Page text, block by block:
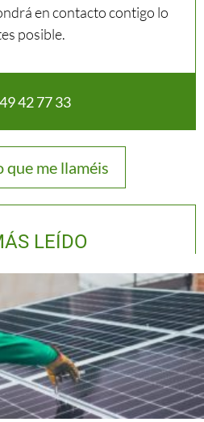
en contacto contigo lo
posible.
42 77 33
que me llaméis
LEÍDO